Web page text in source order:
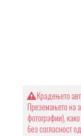
Крадењето
Преземањето на
фотографии),
без согласност